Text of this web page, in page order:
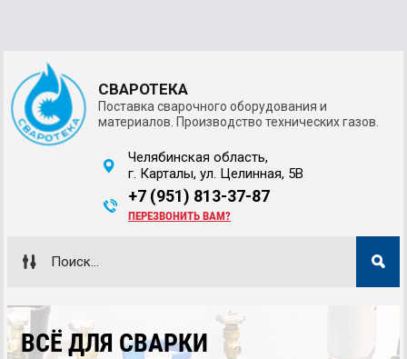
СВАРОТЕКА
Поставка сварочного оборудования и
материалов. Производство технических газов.
Челябинская область,
г. Карталы, ул. Целинная, 5В
+7 (951) 813-37-87
ПЕРЕЗВОНИТЬ ВАМ?
ВСЁ ДЛЯ СВАРКИ